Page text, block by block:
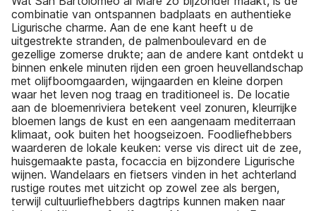
combinatie van ontspannen badplaats en authentieke
Ligurische charme. Aan de ene kant heeft u de
uitgestrekte stranden, de palmenboulevard en de
gezellige zomerse drukte; aan de andere kant ontdekt u
binnen enkele minuten rijden een groen heuvellandschap
met olijfboomgaarden, wijngaarden en kleine dorpen
waar het leven nog traag en traditioneel is. De locatie
aan de bloemenriviera betekent veel zonuren, kleurrijke
bloemen langs de kust en een aangenaam mediterraan
klimaat, ook buiten het hoogseizoen. Foodliefhebbers
waarderen de lokale keuken: verse vis direct uit de zee,
huisgemaakte pasta, focaccia en bijzondere Ligurische
wijnen. Wandelaars en fietsers vinden in het achterland
rustige routes met uitzicht op zowel zee als bergen,
terwijl cultuurliefhebbers dagtrips kunnen maken naar